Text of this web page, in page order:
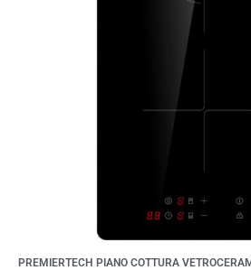
PREMIERTECH PIANO COTTURA